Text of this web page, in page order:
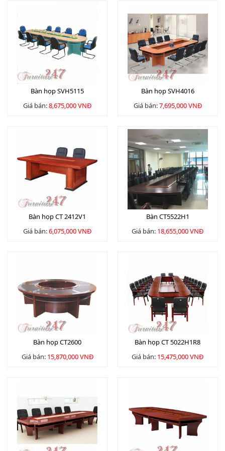
Bàn họp SVH5115
Giá bán:8,675,000 VNĐ
Bàn họp SVH4016
Giá bán:7,695,000 VNĐ
Bàn họp CT 2412V1
Giá bán:6,075,000 VNĐ
Bàn CT5522H1
Giá bán: 18,655,000 VNĐ
Bàn họp CT2600
Giá bán: 15,870,000 VNĐ
Bàn họp CT 5022H1R8
Giá bán: 15,475,000 VNĐ